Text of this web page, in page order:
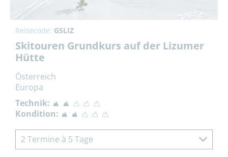
Reisecode: GSLIZ
Skitouren Grundkurs auf der Lizumer
Hütte
Österreich
Europa
Technik:
Kondition:
2 Termine à 5 Tage